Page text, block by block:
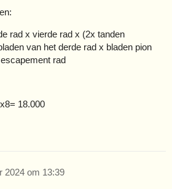
rad x vierde rad x (2x tanden
van het derde rad x bladen pion
rad
18.000
2024 om 13:39